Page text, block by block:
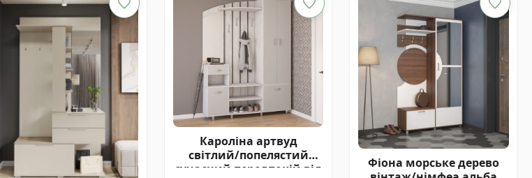
Кароліна артвуд
світлий/попелястий
сучасний передпокій від
Фіона морське дерево